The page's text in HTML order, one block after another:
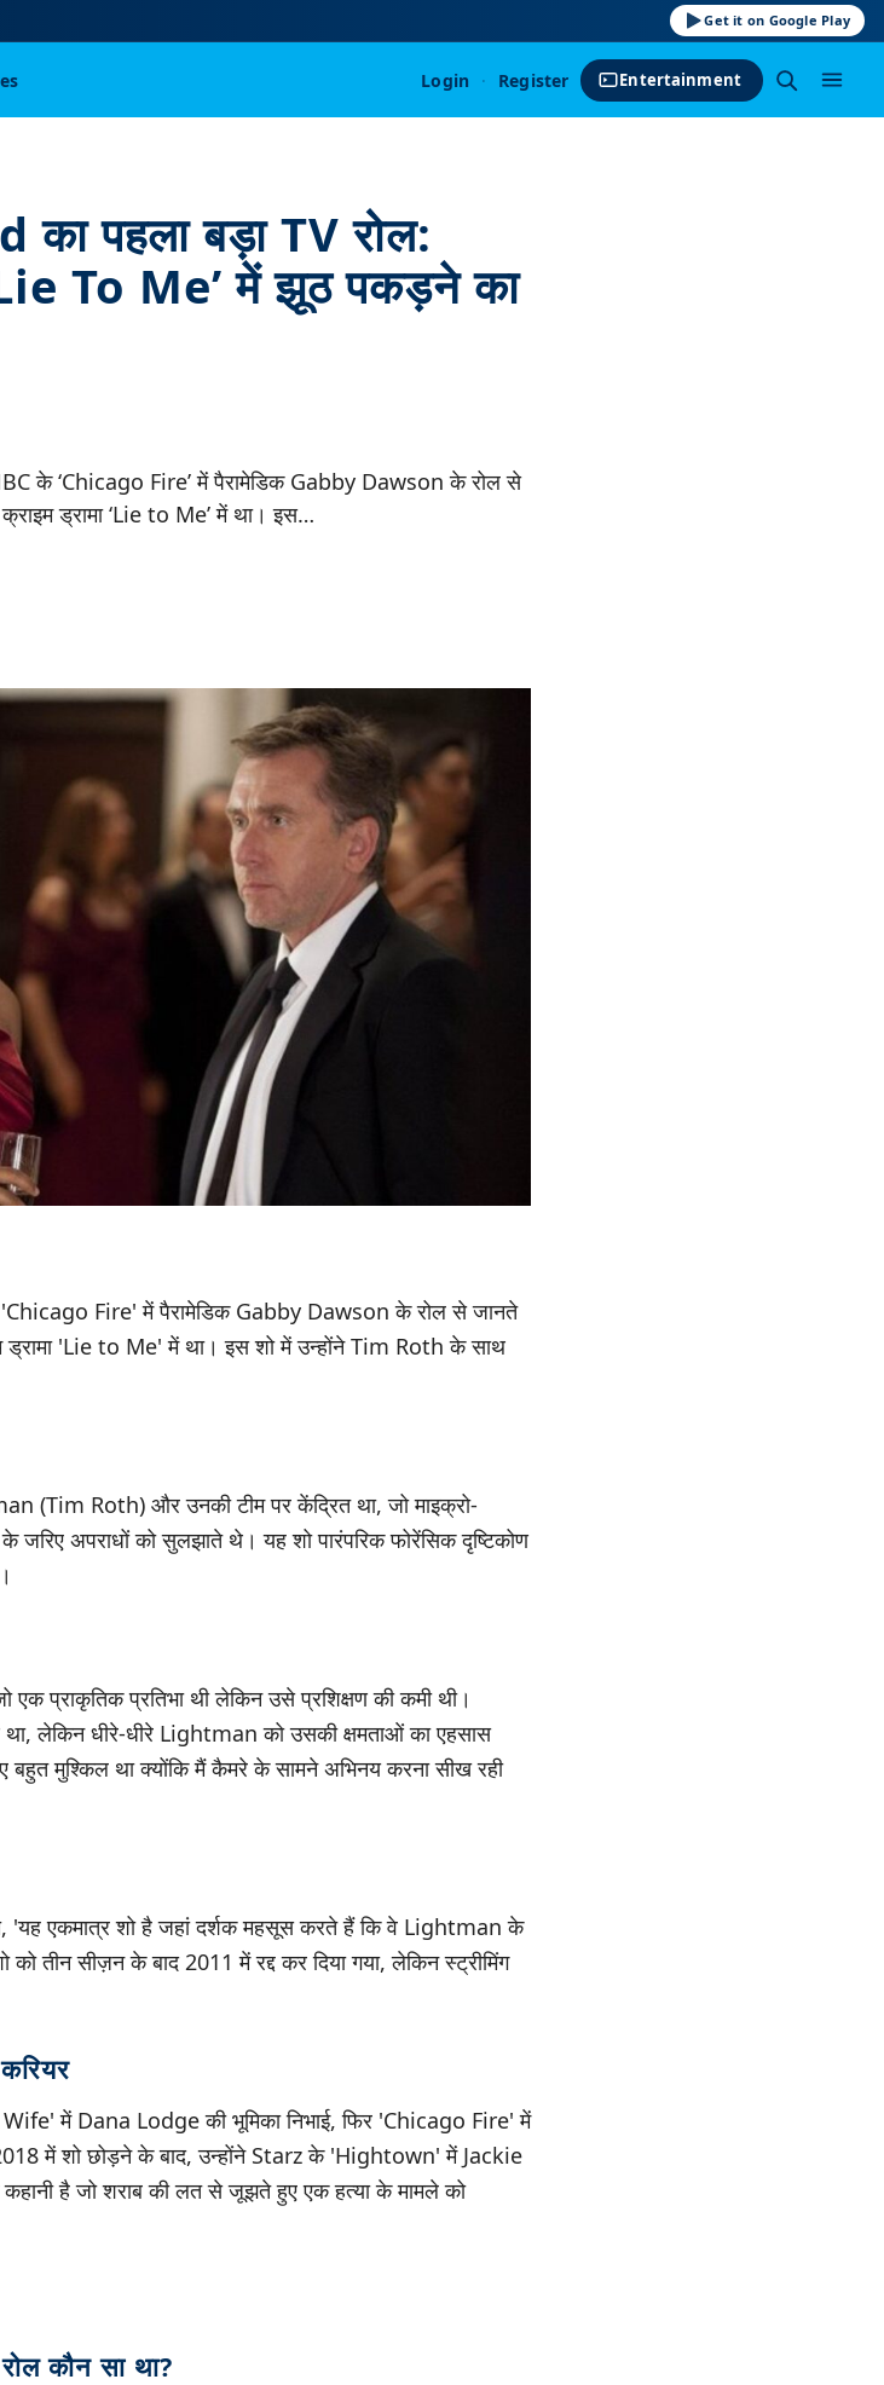
Get it on Google Play
Login · Register Entertainment
पहला बड़ा TV रोल:
To Me’ में झूठ पकड़ने का
के ‘Chicago Fire’ में पैरामेडिक Gabby Dawson के रोल से
ड्रामा ‘Lie to Me’ में था। इस…
Fire' में पैरामेडिक Gabby Dawson के रोल से जानते
ड्रामा 'Lie to Me' में था। इस शो में उन्होंने Tim Roth के साथ
Roth) और उनकी टीम पर केंद्रित था, जो माइक्रो-
जरिए अपराधों को सुलझाते थे। यह शो पारंपरिक फोरेंसिक दृष्टिकोण
प्राकृतिक प्रतिभा थी लेकिन उसे प्रशिक्षण की कमी थी।
लेकिन धीरे-धीरे Lightman को उसकी क्षमताओं का एहसास
मुश्किल था क्योंकि मैं कैमरे के सामने अभिनय करना सीख रही
'यह एकमात्र शो है जहां दर्शक महसूस करते हैं कि वे Lightman के
तीन सीज़न के बाद 2011 में रद्द कर दिया गया, लेकिन स्ट्रीमिंग
में Dana Lodge की भूमिका निभाई, फिर 'Chicago Fire' में
में शो छोड़ने के बाद, उन्होंने Starz के 'Hightown' में Jackie
कहानी है जो शराब की लत से जूझते हुए एक हत्या के मामले को
कौन सा था?